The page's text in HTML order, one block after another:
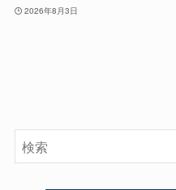
2026年8月3日